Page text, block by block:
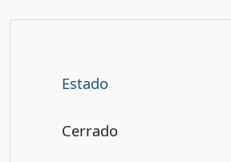
Estado
Cerrado